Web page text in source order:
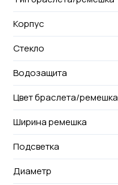
Корпус
Стекло
Водозащита
Цвет браслета/ремешка
Ширина ремешка
Подсветка
Диаметр